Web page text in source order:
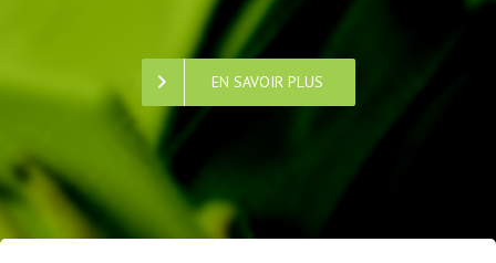
EN SAVOIR PLUS